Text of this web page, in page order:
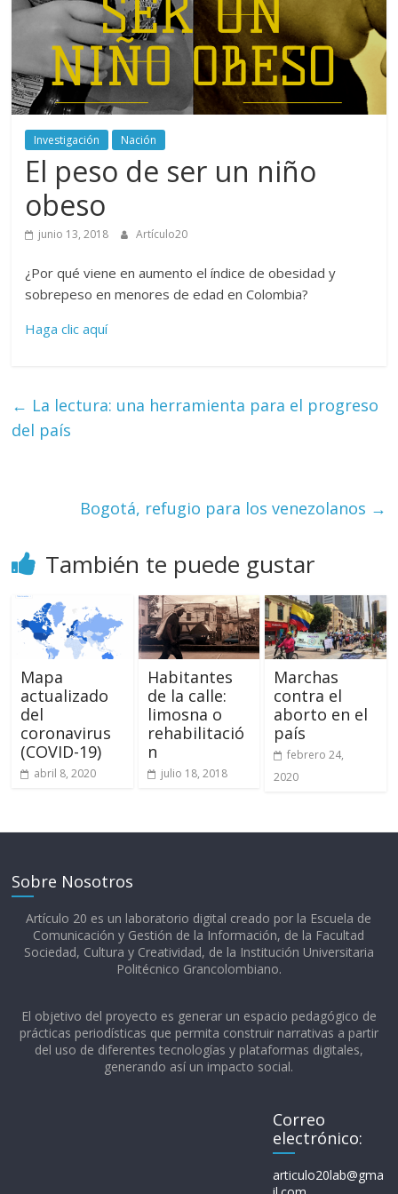
periodismo
Politécnico
Grancolombiano
Investigación Nación
El peso de ser un niño
obeso
junio 13, 2018 Artículo20
¿Por qué viene en aumento el índice de obesidad y
sobrepeso en menores de edad en Colombia?
Haga clic aquí
← La lectura: una herramienta para el progreso
del país
Bogotá, refugio para los venezolanos →
También te puede gustar
Mapa
actualizado
del
coronavirus
(COVID-19)
abril 8, 2020
Habitantes
de la calle:
limosna o
rehabilitació
n
julio 18, 2018
Marchas
contra el
aborto en el
país
febrero 24,
2020
Sobre Nosotros
Artículo 20 es un laboratorio digital creado por la Escuela de
Comunicación y Gestión de la Información, de la Facultad
Sociedad, Cultura y Creatividad, de la Institución Universitaria
Politécnico Grancolombiano.​
El objetivo del proyecto es generar un espacio pedagógico de
prácticas periodísticas que permita construir narrativas a partir
del uso de diferentes tecnologías y plataformas digitales,
generando así un impacto social.
Correo
electrónico:
articulo20lab@gma